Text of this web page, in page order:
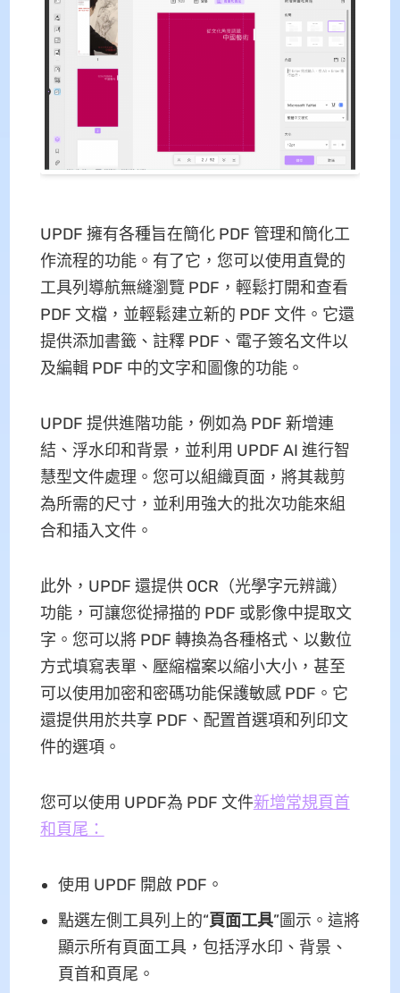
UPDF 擁有各種旨在簡化 PDF 管理和簡化工
作流程的功能。有了它，您可以使用直覺的
工具列導航無縫瀏覽 PDF，輕鬆打開和查看
PDF 文檔，並輕鬆建立新的 PDF 文件。它還
提供添加書籤、註釋 PDF、電子簽名文件以
及編輯 PDF 中的文字和圖像的功能。
UPDF 提供進階功能，例如為 PDF 新增連
結、浮水印和背景，並利用 UPDF AI 進行智
慧型文件處理。您可以組織頁面，將其裁剪
為所需的尺寸，並利用強大的批次功能來組
合和插入文件。
此外，UPDF 還提供 OCR（光學字元辨識）
功能，可讓您從掃描的 PDF 或影像中提取文
字。您可以將 PDF 轉換為各種格式、以數位
方式填寫表單、壓縮檔案以縮小大小，甚至
可以使用加密和密碼功能保護敏感 PDF。它
還提供用於共享 PDF、配置首選項和列印文
件的選項。
您可以使用 UPDF為 PDF 文件新增常規頁首
和頁尾：
使用 UPDF 開啟 PDF。
點選左側工具列上的“頁面工具”圖示。這將
顯示所有頁面工具，包括浮水印、背景、
頁首和頁尾。